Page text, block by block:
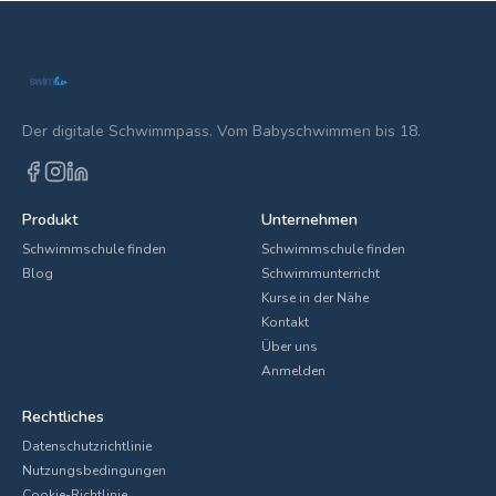
Der digitale Schwimmpass. Vom Babyschwimmen bis 18.
Produkt
Schwimmschule finden
Blog
Unternehmen
Schwimmschule finden
Schwimmunterricht
Kurse in der Nähe
Kontakt
Über uns
Anmelden
Rechtliches
Datenschutzrichtlinie
Nutzungsbedingungen